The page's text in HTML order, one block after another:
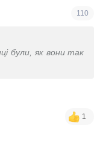
110
були, як вони так
1